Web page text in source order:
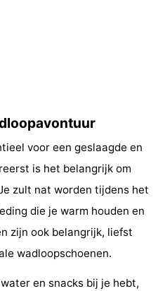
voor een geslaagde en
is het belangrijk om
zult nat worden tijdens het
die je warm houden en
zijn ook belangrijk, liefst
wadloopschoenen.
en snacks bij je hebt,